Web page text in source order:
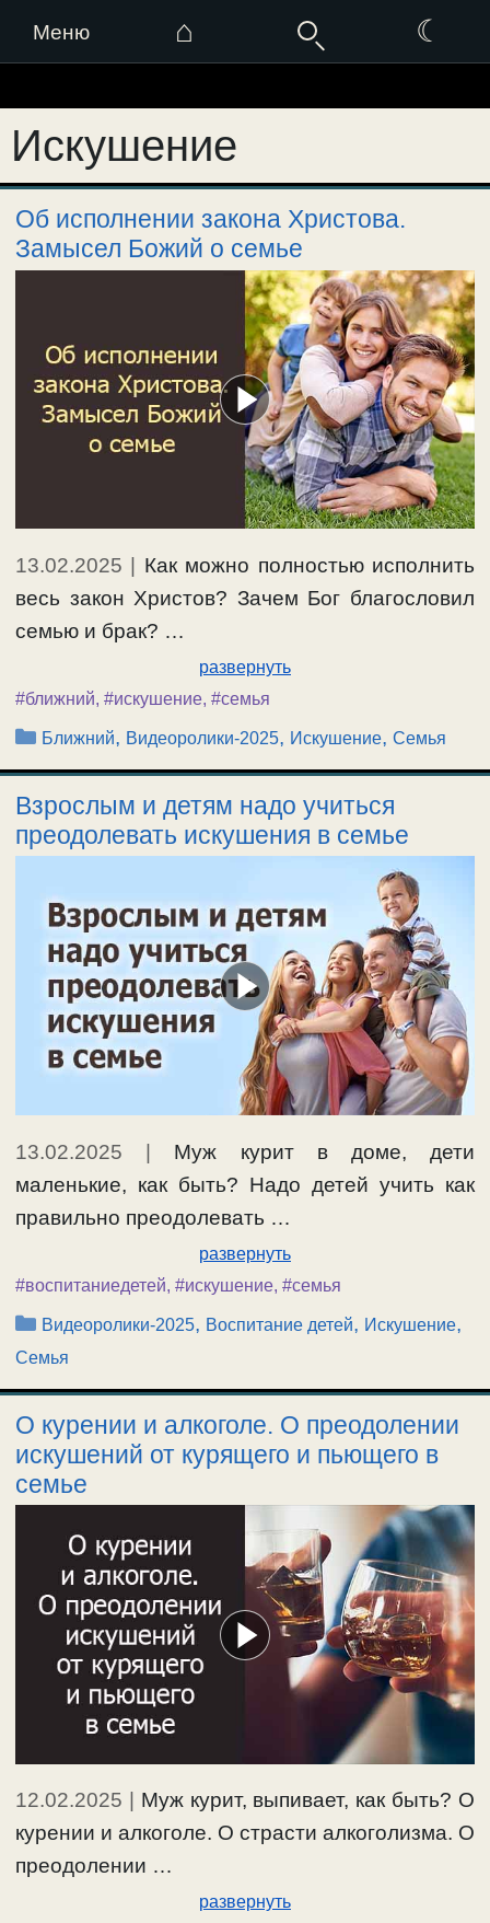
Меню ⌂ ☾
к
содержимому
Искушение
Об исполнении закона Христова.
Замысел Божий о семье
13.02.2025 | Как можно полностью исполнить
весь закон Христов? Зачем Бог благословил
семью и брак? …
развернуть
#ближний, #искушение, #семья
Рубрики
Ближний, Видеоролики-2025, Искушение,Семья
Взрослым и детям надо учиться
преодолевать искушения в семье
13.02.2025 | Муж курит в доме, дети
маленькие, как быть? Надо детей учить как
правильно преодолевать …
развернуть
#воспитаниедетей, #искушение, #семья
Рубрики
Видеоролики-2025, Воспитание детей, Искушение,
Семья
О курении и алкоголе. О преодолении
искушений от курящего и пьющего в
семье
12.02.2025
Муж курит, выпивает, как быть? О
курении и алкоголе. О страсти алкоголизма. О
преодолении …
развернуть